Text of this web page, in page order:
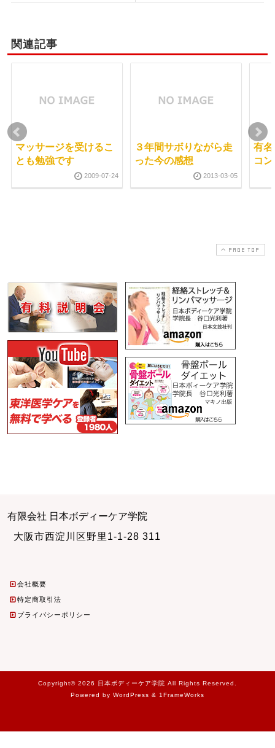
関連記事
マッサージを受けるこ
とも勉強です
2009-07-24
３年間サボりながら走
った今の感想
2013-03-05
有
コ
PAGE TOP
有限会社 日本ボディーケア学院
大阪市西淀川区野里1-1-28 311
会社概要
特定商取引法
プライバシーポリシー
Copyright© 2026 日本ボディーケア学院 All Rights Reserved.
Powered by WordPress & 1FrameWorks